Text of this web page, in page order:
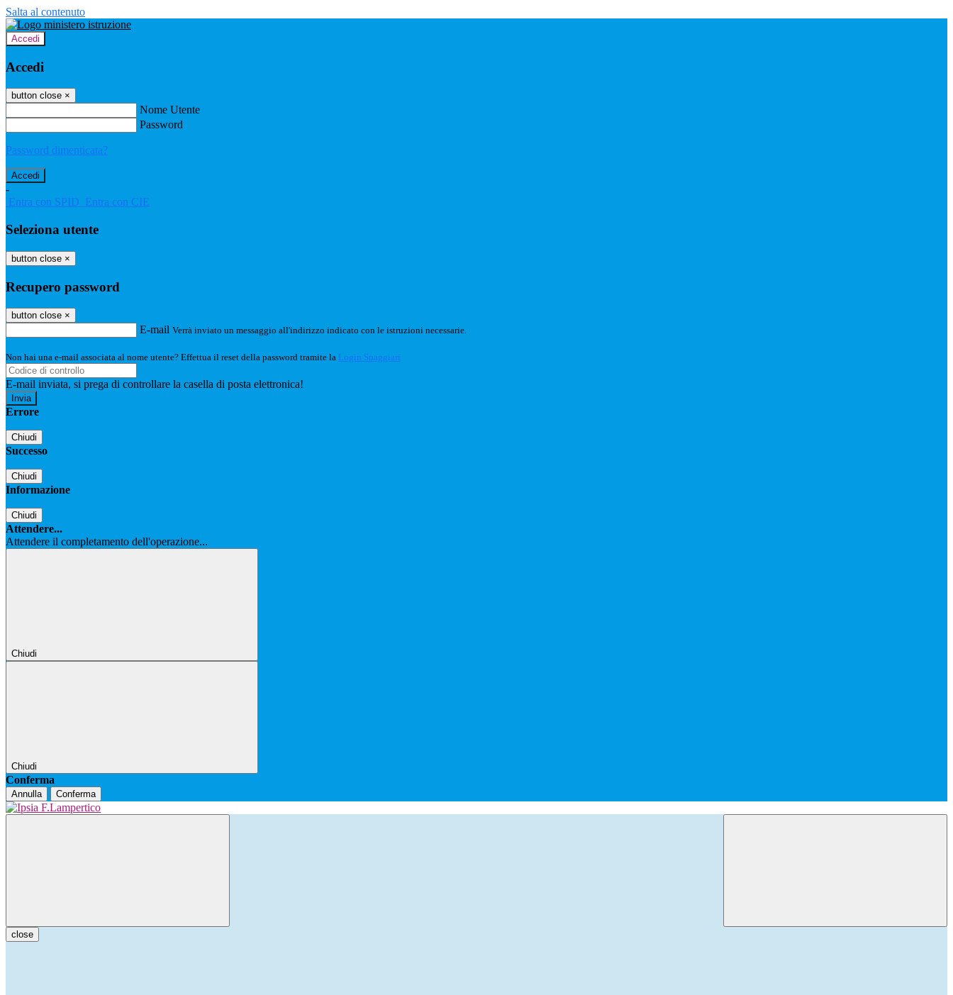
Salta al contenuto
Accedi
Accedi
button close ×
Nome Utente
Password
Password dimenticata?
-
Entra con SPID Entra con CIE
Seleziona utente
button close ×
Recupero password
button close ×
E-mail Verrà inviato un messaggio all'indirizzo indicato con le istruzioni necessarie.
Non hai una e-mail associata al nome utente? Effettua il reset della password tramite la Login Spaggiari
E-mail inviata, si prega di controllare la casella di posta elettronica!
Errore
Chiudi
Successo
Chiudi
Informazione
Chiudi
Attendere...
Attendere il completamento dell'operazione...
Chiudi
Chiudi
Conferma
Annulla Conferma
close